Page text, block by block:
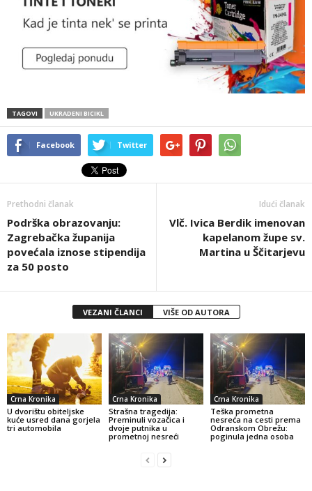
TAGOVI UKRADENI BICIKL
Facebook Twitter
Prethodni članak
Podrška obrazovanju:
Zagrebačka županija
povećala iznose stipendija
za 50 posto
Idući članak
Vlč. Ivica Berdik imenovan
kapelanom župe sv.
Martina u Ščitarjevu
VEZANI ČLANCI VIŠE OD AUTORA
Crna Kronika
U dvorištu obiteljske
kuće usred dana gorjela
tri automobila
Crna Kronika
Strašna tragedija:
Preminuli vozačica i
dvoje putnika u
prometnoj nesreći
Crna Kronika
Teška prometna
nesreća na cesti prema
Odranskom Obrežu:
poginula jedna osoba